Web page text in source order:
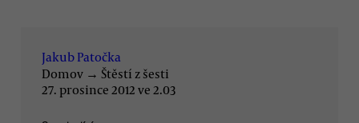
Jakub Patočka
Domov → Štěstí z šesti
27. prosince 2012 ve 2.03